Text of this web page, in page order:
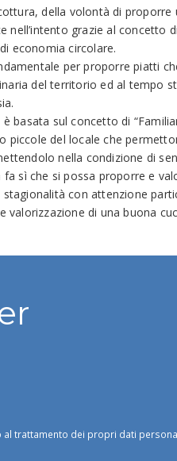
della volontà di proporre
nell’intento grazie al concetto
economia circolare.
per proporre piatti
del territorio ed al tempo
basata sul concetto di
piccole del locale che
nella condizione di
sì che si possa proporre e
con attenzione
valorizzazione di una buona
trattamento dei propri dati